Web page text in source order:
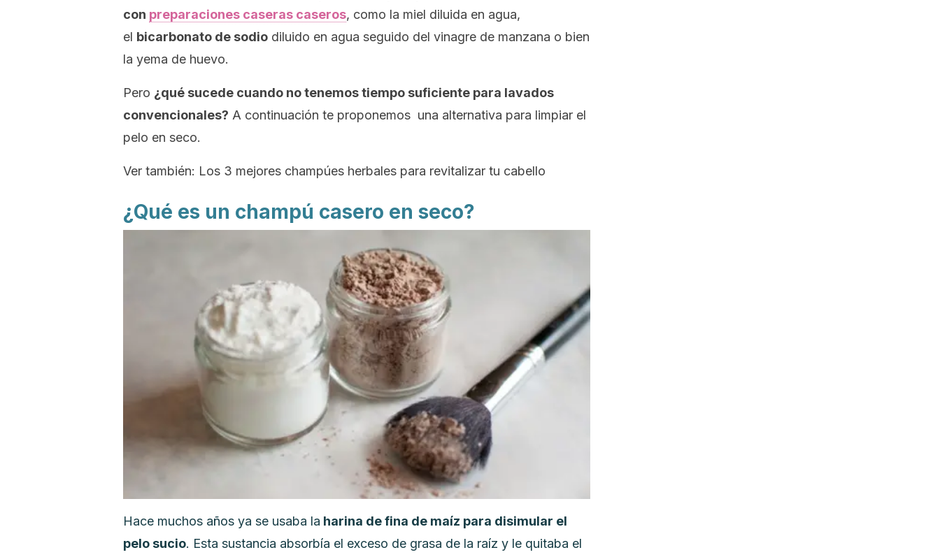
con preparaciones caseras caseros, como la miel diluida en agua,
el bicarbonato de sodio diluido en agua seguido del vinagre de manzana o bien
la yema de huevo.
Pero ¿qué sucede cuando no tenemos tiempo suficiente para lavados
convencionales? A continuación te proponemos una alternativa para limpiar el
pelo en seco.
Ver también: Los 3 mejores champúes herbales para revitalizar tu cabello
¿Qué es un champú casero en seco?
Hace muchos años ya se usaba la harina de fina de maíz para disimular el
pelo sucio. Esta sustancia absorbía el exceso de grasa de la raíz y le quitaba el